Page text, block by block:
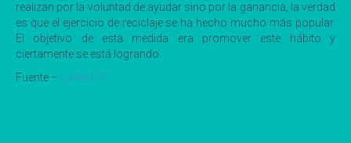
realizan por la voluntad de ayudar sino por la ganancia, la verdad
es que el ejercicio de reciclaje se ha hecho mucho más popular.
El objetivo de esta medida era promover este hábito y
ciertamente se está logrando.
Fuente – La Red 21